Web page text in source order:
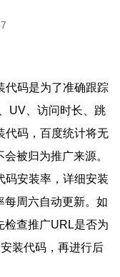
代码是为了准确跟踪
UV、访问时长、跳
代码，百度统计将无
被归为推广来源。
码安装率，详细安装
每周六自动更新。如
检查推广URL是否为
装代码，再进行后